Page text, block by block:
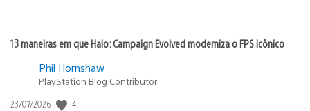
13 maneiras em que Halo: Campaign Evolved moderniza o FPS icônico
Phil Hornshaw
PlayStation Blog Contributor
Data
23/07/2026 4